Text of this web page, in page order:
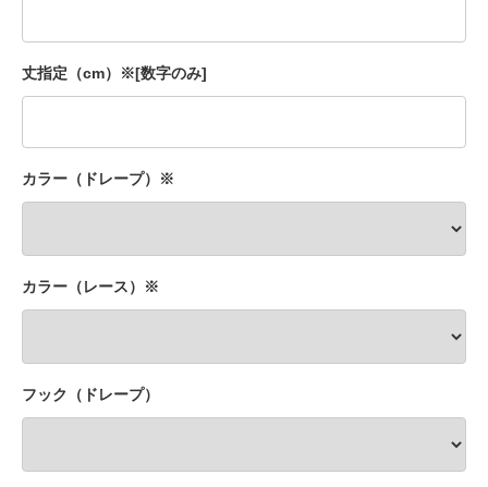
丈指定（cm）※[数字のみ]
カラー（ドレープ）※
カラー（レース）※
フック（ドレープ）